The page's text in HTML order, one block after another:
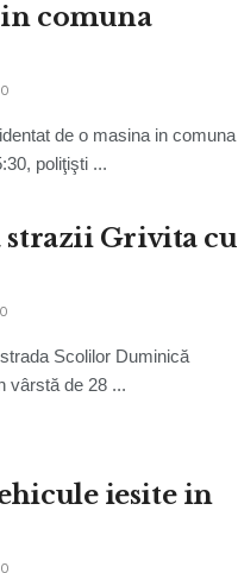
comuna
0
de o masina in comuna
poliţişti ...
strazii Grivita cu
0
Scolilor Duminică
vârstă de 28 ...
iesite in
0